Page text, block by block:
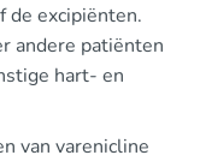
de excipiënten.
andere patiënten
hart- en
van varenicline